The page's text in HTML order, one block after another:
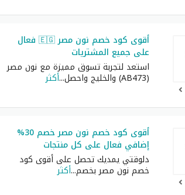
أقوى كود خصم نون مصر 🇪🇬 فعال
على جميع المشتريات
استعد لتجربة تسوق مميزة مع نون مصر
(AB473) والخليج واحصل ...أكثر
أقوى كود خصم نون مصر خصم 30%
إضافي فعال على كل منتجات
دلوقتي يمديك تحصل على أقوى كود
خصم نون مصر بخصم...أكثر